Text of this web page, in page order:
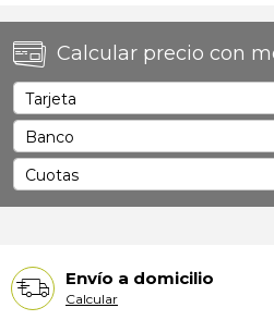
Calcular precio con
Envío a domicilio
Calcular